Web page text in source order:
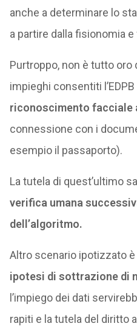
anche a determinare lo
a partire dalla fisionomia
Purtroppo, non è tutto oro
impieghi consentiti
riconoscimento facciale
connessione con i
esempio il passaporto).
La tutela di quest’ultimo
verifica umana
dell’algoritmo.
Altro scenario ipotizzato è
ipotesi di sottrazione di
l’impiego dei dati
rapiti e la tutela del diritto